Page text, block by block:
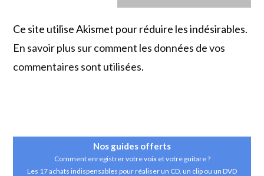
(facultatif)
Ce site utilise Akismet pour réduire les indésirables.
En savoir plus sur comment les données de vos
commentaires sont utilisées.
Nos guides offerts
Comment enregistrer votre voix et votre guitare ?
Les 17 achats indispensables pour réaliser un CD, un clip ou un DVD